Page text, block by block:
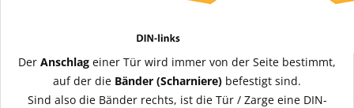
Der Anschlag einer Tür wird immer von der Seite bestimmt,
auf der die Bänder (Scharniere) befestigt sind.
Sind also die Bänder rechts, ist die Tür / Zarge eine DIN-